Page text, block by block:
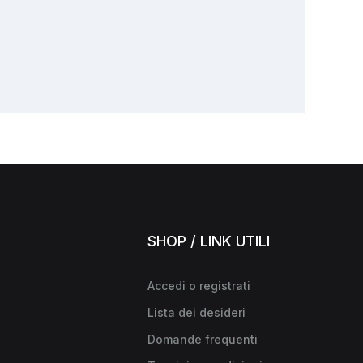
SHOP / LINK UTILI
Accedi o registrati
Lista dei desideri
Domande frequenti